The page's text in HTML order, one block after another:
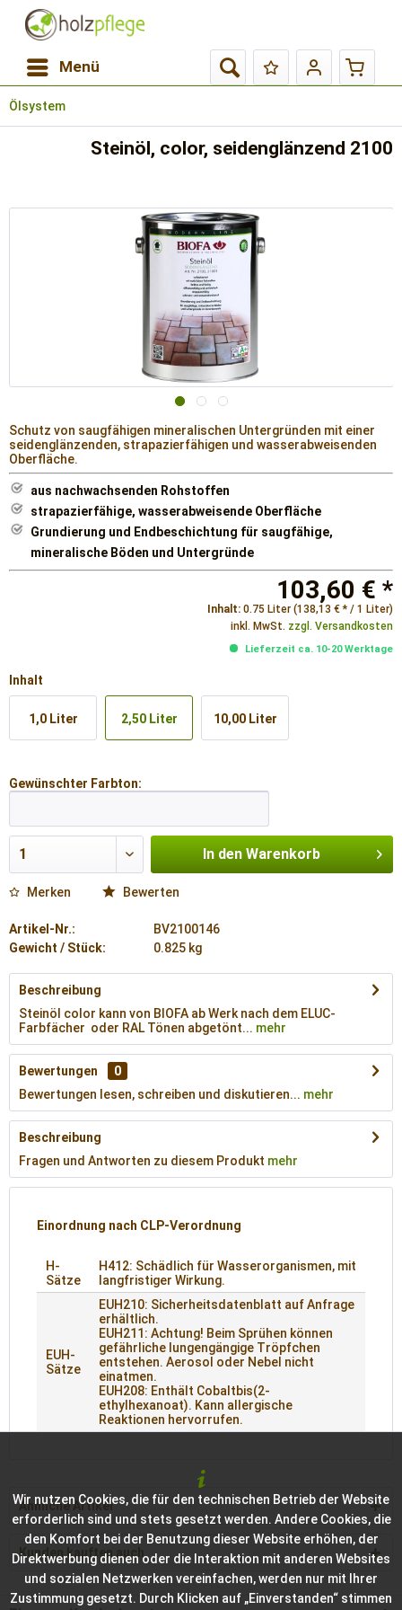
Menü
Ölsystem
Steinöl, color, seidenglänzend 2100
Schutz von saugfähigen mineralischen Untergründen mit einer
seidenglänzenden, strapazierfähigen und wasserabweisenden
Oberfläche.
aus nachwachsenden Rohstoffen
strapazierfähige, wasserabweisende Oberfläche
Grundierung und Endbeschichtung für saugfähige,
mineralische Böden und Untergründe
103,60 € *
Inhalt: 0.75 Liter (138,13 € * / 1 Liter)
inkl. MwSt. zzgl. Versandkosten
Lieferzeit ca. 10-20 Werktage
Inhalt
1,0 Liter 2,50 Liter 10,00 Liter
Gewünschter Farbton:
In den Warenkorb
Merken Bewerten
Artikel-Nr.:
BV2100146
Gewicht / Stück:
0.825 kg
Beschreibung
Steinöl color kann von BIOFA ab Werk nach dem ELUC-
Farbfächer oder RAL Tönen abgetönt... mehr
Bewertungen
0
Bewertungen lesen, schreiben und diskutieren... mehr
Beschreibung
Fragen und Antworten zu diesem Produkt mehr
Einordnung nach CLP-Verordnung
H-
Sätze
H412: Schädlich für Wasserorganismen, mit
langfristiger Wirkung.
EUH-
Sätze
EUH210: Sicherheitsdatenblatt auf Anfrage
erhältlich.
EUH211: Achtung! Beim Sprühen können
gefährliche lungengängige Tröpfchen
entstehen. Aerosol oder Nebel nicht
einatmen.
EUH208: Enthält Cobaltbis(2-
ethylhexanoat). Kann allergische
Reaktionen hervorrufen.
Ähnliche Artikel
Kunden kauften auch
Wir nutzen Cookies, die für den technischen Betrieb der Website
erforderlich sind und stets gesetzt werden. Andere Cookies, die
den Komfort bei der Benutzung dieser Website erhöhen, der
Direktwerbung dienen oder die Interaktion mit anderen Websites
und sozialen Netzwerken vereinfachen, werden nur mit Ihrer
Zustimmung gesetzt. Durch Klicken auf „Einverstanden“ stimmen